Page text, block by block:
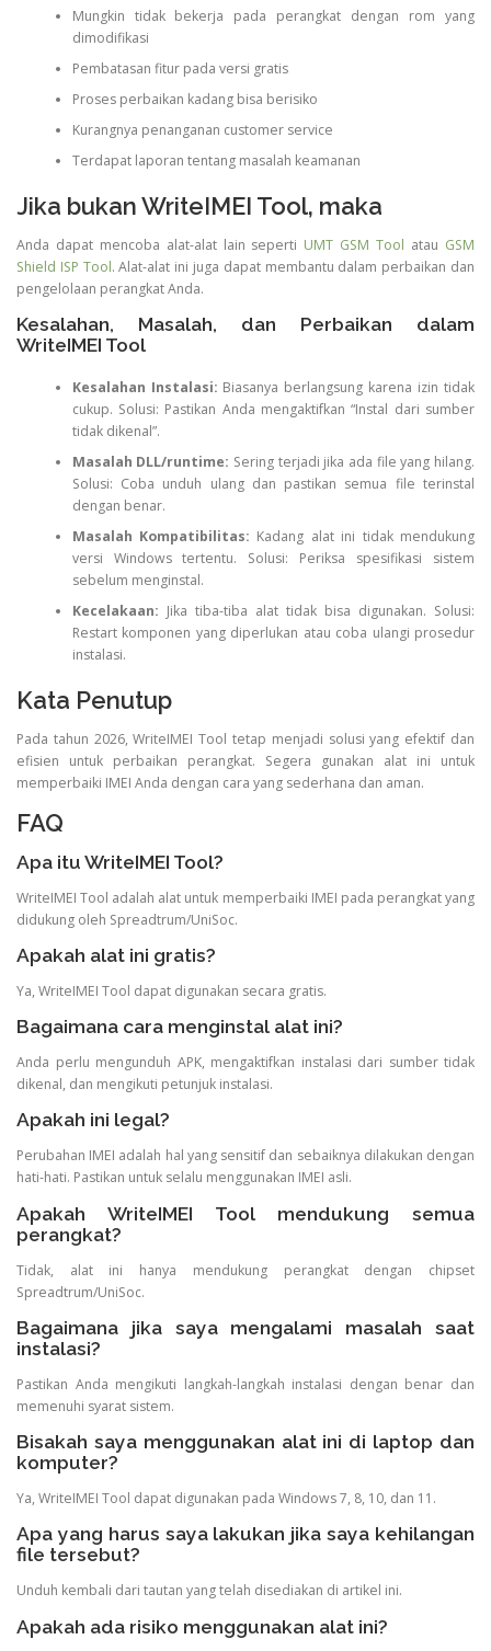
Mungkin tidak bekerja pada perangkat dengan rom yang
dimodifikasi
Pembatasan fitur pada versi gratis
Proses perbaikan kadang bisa berisiko
Kurangnya penanganan customer service
Terdapat laporan tentang masalah keamanan
Jika bukan WriteIMEI Tool, maka
Anda dapat mencoba alat-alat lain seperti UMT GSM Tool atau GSM
Shield ISP Tool. Alat-alat ini juga dapat membantu dalam perbaikan dan
pengelolaan perangkat Anda.
Kesalahan, Masalah, dan Perbaikan dalam
WriteIMEI Tool
Kesalahan Instalasi: Biasanya berlangsung karena izin tidak
cukup. Solusi: Pastikan Anda mengaktifkan “Instal dari sumber
tidak dikenal”.
Masalah DLL/runtime: Sering terjadi jika ada file yang hilang.
Solusi: Coba unduh ulang dan pastikan semua file terinstal
dengan benar.
Masalah Kompatibilitas: Kadang alat ini tidak mendukung
versi Windows tertentu. Solusi: Periksa spesifikasi sistem
sebelum menginstal.
Kecelakaan: Jika tiba-tiba alat tidak bisa digunakan. Solusi:
Restart komponen yang diperlukan atau coba ulangi prosedur
instalasi.
Kata Penutup
Pada tahun 2026, WriteIMEI Tool tetap menjadi solusi yang efektif dan
efisien untuk perbaikan perangkat. Segera gunakan alat ini untuk
memperbaiki IMEI Anda dengan cara yang sederhana dan aman.
FAQ
Apa itu WriteIMEI Tool?
WriteIMEI Tool adalah alat untuk memperbaiki IMEI pada perangkat yang
didukung oleh Spreadtrum/UniSoc.
Apakah alat ini gratis?
Ya, WriteIMEI Tool dapat digunakan secara gratis.
Bagaimana cara menginstal alat ini?
Anda perlu mengunduh APK, mengaktifkan instalasi dari sumber tidak
dikenal, dan mengikuti petunjuk instalasi.
Apakah ini legal?
Perubahan IMEI adalah hal yang sensitif dan sebaiknya dilakukan dengan
hati-hati. Pastikan untuk selalu menggunakan IMEI asli.
Apakah WriteIMEI Tool mendukung semua
perangkat?
Tidak, alat ini hanya mendukung perangkat dengan chipset
Spreadtrum/UniSoc.
Bagaimana jika saya mengalami masalah saat
instalasi?
Pastikan Anda mengikuti langkah-langkah instalasi dengan benar dan
memenuhi syarat sistem.
Bisakah saya menggunakan alat ini di laptop dan
komputer?
Ya, WriteIMEI Tool dapat digunakan pada Windows 7, 8, 10, dan 11.
Apa yang harus saya lakukan jika saya kehilangan
file tersebut?
Unduh kembali dari tautan yang telah disediakan di artikel ini.
Apakah ada risiko menggunakan alat ini?